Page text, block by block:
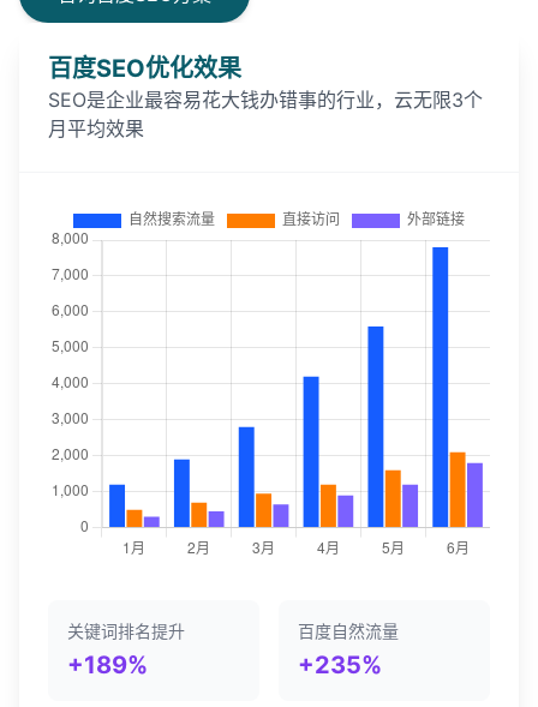
百度SEO优化效果
SEO是企业最容易花大钱办错事的行业，云无限3个
月平均效果
关键词排名提升
+189%
百度自然流量
+235%